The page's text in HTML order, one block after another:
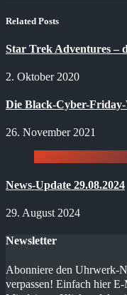
Related Posts
Star Trek Adventures –
2. Oktober 2020
Die Black-Cyber-
26. November 2021
News-Update 29.08.2024
29. August 2024
Newsletter
Abonniere den Uhrwerk-
verpassen! Einfach hier